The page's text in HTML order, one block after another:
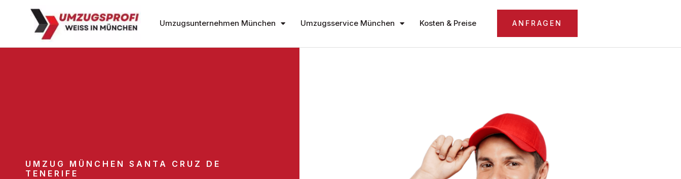
Umzugsunternehmen München Umzugsservice München Kosten & Preise ANFRAGEN
UMZUG MÜNCHEN SANTA CRUZ DE
TENERIFE